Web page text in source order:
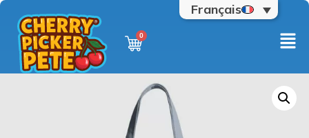
Français